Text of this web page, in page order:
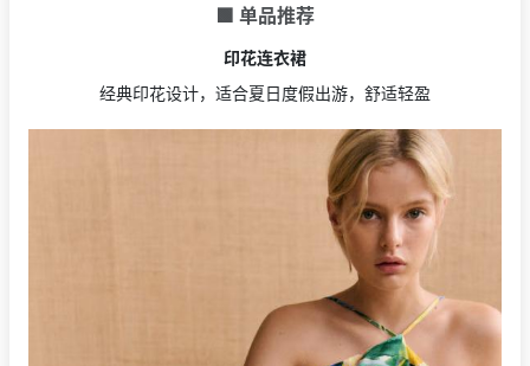
🟩 单品推荐
印花连衣裙
经典印花设计，适合夏日度假出游，舒适轻盈